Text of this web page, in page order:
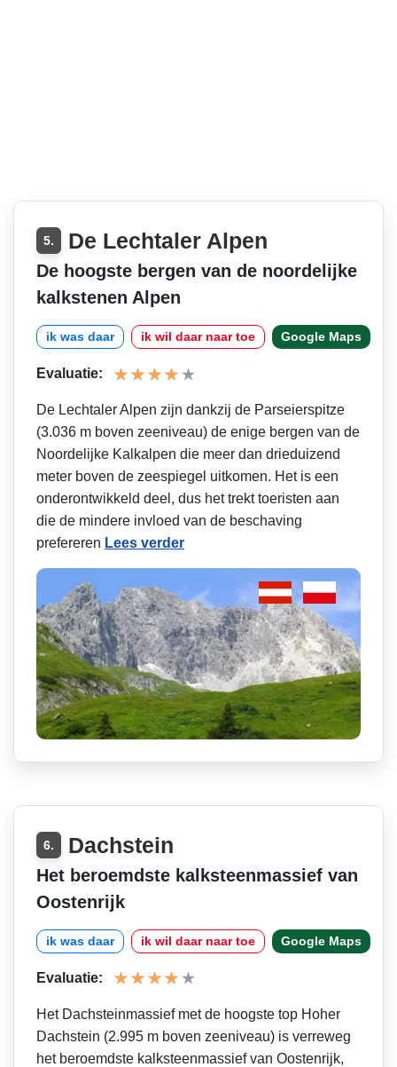
5. De Lechtaler Alpen
De hoogste bergen van de noordelijke
kalkstenen Alpen
ik was daar ik wil daar naar toe Google Maps
Evaluatie:
De Lechtaler Alpen zijn dankzij de Parseierspitze
(3.036 m boven zeeniveau) de enige bergen van de
Noordelijke Kalkalpen die meer dan drieduizend
meter boven de zeespiegel uitkomen. Het is een
onderontwikkeld deel, dus het trekt toeristen aan
die de mindere invloed van de beschaving
prefereren Lees verder
6. Dachstein
Het beroemdste kalksteenmassief van
Oostenrijk
ik was daar ik wil daar naar toe Google Maps
Evaluatie:
Het Dachsteinmassief met de hoogste top Hoher
Dachstein (2.995 m boven zeeniveau) is verreweg
het beroemdste kalksteenmassief van Oostenrijk,